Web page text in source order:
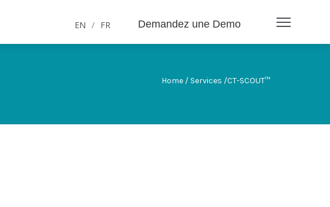
EN / FR Demandez une Demo
Home / Services /CT-SCOUT™